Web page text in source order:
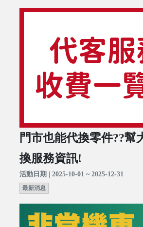
門市也能代換零件??幫
換服務資訊!
活動日期 | 2025-10-01 ~ 2025-12-31
最新消息